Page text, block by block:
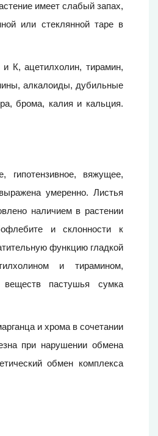
имеет слабый запах,
или стеклянной таре в
К, ацетилхолин, тирамин,
алкалоиды, дубильные
брома, калия и кальция.
гипотензивное, вяжущее,
умеренно. Листья
наличием в растении
и склонности к
функцию гладкой
и тирамином,
пастушья сумка
и хрома в сочетании
при нарушении обмена
обмен комплекса